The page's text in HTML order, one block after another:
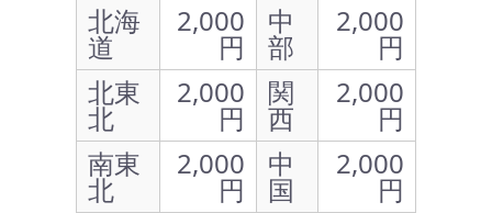
北海
道
2,000
円
中
部
2,000
円
北東
北
2,000
円
関
西
2,000
円
南東
北
2,000
円
中
国
2,000
円